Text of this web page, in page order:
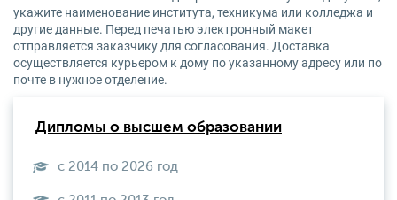
укажите наименование института, техникума или колледжа и
другие данные. Перед печатью электронный макет
отправляется заказчику для согласования. Доставка
осуществляется курьером к дому по указанному адресу или по
почте в нужное отделение.
Дипломы о высшем образовании
с 2014 по 2026 год